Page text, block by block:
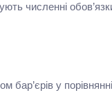
численні
бар’єрів у